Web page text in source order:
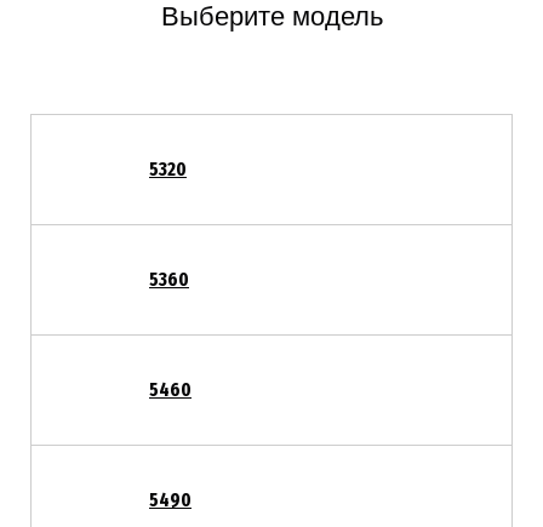
Выберите модель
5320
5360
5460
5490